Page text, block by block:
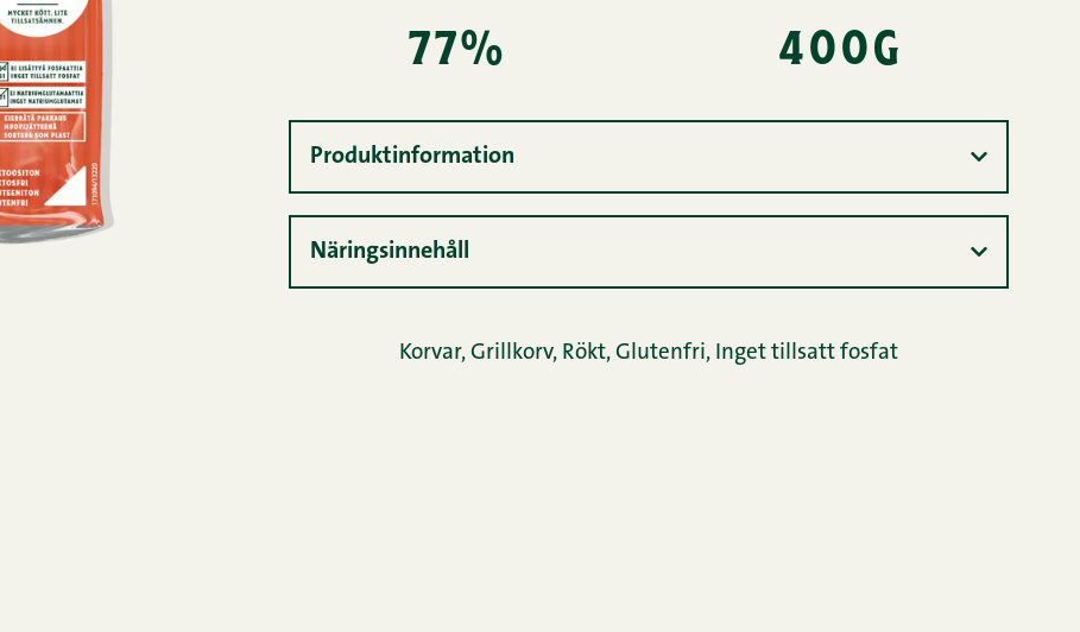
77% 400g
Produktinformation
Näringsinnehåll
Korvar, Grillkorv, Rökt, Glutenfri, Inget tillsatt fosfat